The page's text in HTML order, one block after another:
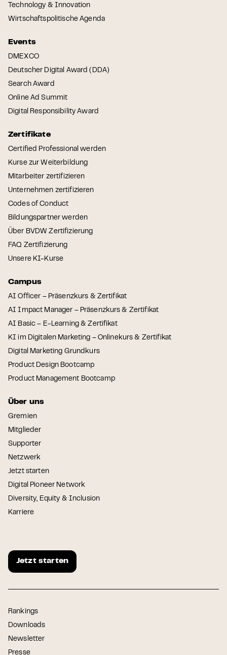
Technology & Innovation
Wirtschaftspolitische Agenda
Events
DMEXCO
Deutscher Digital Award (DDA)
Search Award
Online Ad Summit
Digital Responsibility Award
Zertifikate
Certified Professional werden
Kurse zur Weiterbildung
Mitarbeiter zertifizieren
Unternehmen zertifizieren
Codes of Conduct
Bildungspartner werden
Über BVDW Zertifizierung
FAQ Zertifizierung
Unsere KI-Kurse
Campus
AI Officer – Präsenzkurs & Zertifikat
AI Impact Manager – Präsenzkurs & Zertifikat
AI Basic – E-Learning & Zertifikat
KI im Digitalen Marketing – Onlinekurs & Zertifikat
Digital Marketing Grundkurs
Product Design Bootcamp
Product Management Bootcamp
Über uns
Gremien
Mitglieder
Supporter
Netzwerk
Jetzt starten
Digital Pioneer Network
Diversity, Equity & Inclusion
Karriere
Jetzt starten
Rankings
Downloads
Newsletter
Presse